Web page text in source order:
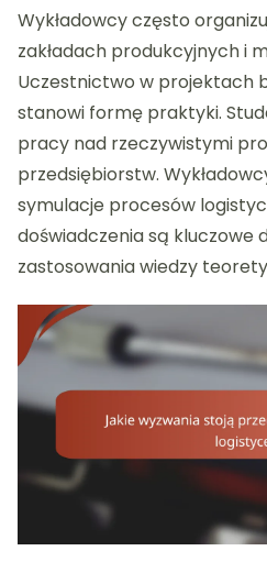
Wykładowcy często
zakładach produkcyjnych i
Uczestnictwo w projektach
stanowi formę praktyki.
pracy nad rzeczywistymi
przedsiębiorstw.
symulacje procesów
doświadczenia są kluczowe
zastosowania wiedzy